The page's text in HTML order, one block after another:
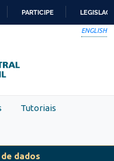
PARTICIPE
ENGLISH
Tutoriais
dados